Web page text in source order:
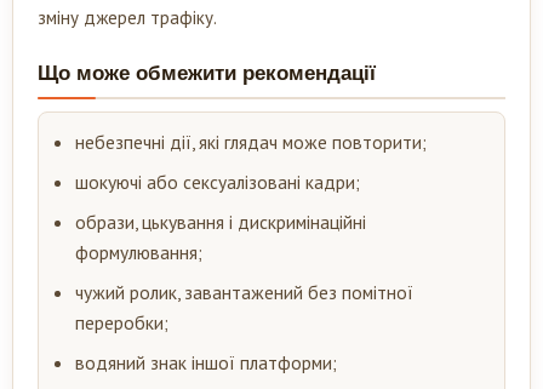
зміну джерел трафіку.
Що може обмежити рекомендації
небезпечні дії, які глядач може повторити;
шокуючі або сексуалізовані кадри;
образи, цькування і дискримінаційні
формулювання;
чужий ролик, завантажений без помітної
переробки;
водяний знак іншої платформи;